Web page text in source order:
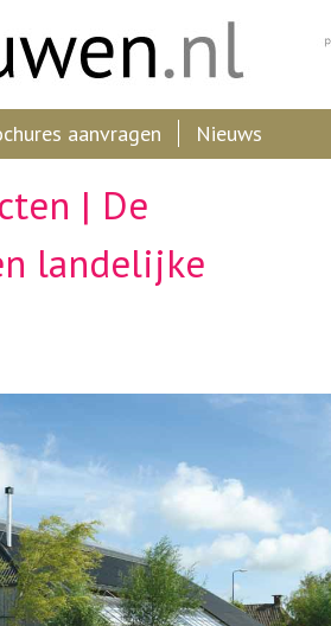
aanvragen Nieuws
| De
landelijke